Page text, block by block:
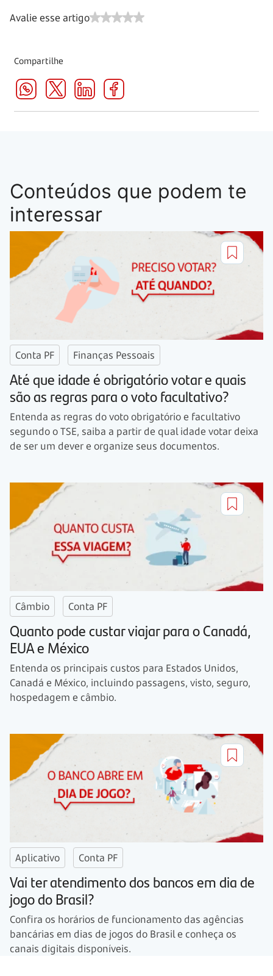
Avalie esse artigo
Compartilhe
Conteúdos que podem te
interessar
Conta PF Finanças Pessoais
Até que idade é obrigatório votar e quais
são as regras para o voto facultativo?
Entenda as regras do voto obrigatório e facultativo
segundo o TSE, saiba a partir de qual idade votar deixa
de ser um dever e organize seus documentos.
Câmbio Conta PF
Quanto pode custar viajar para o Canadá,
EUA e México
Entenda os principais custos para Estados Unidos,
Canadá e México, incluindo passagens, visto, seguro,
hospedagem e câmbio.
Aplicativo Conta PF
Vai ter atendimento dos bancos em dia de
jogo do Brasil?
Confira os horários de funcionamento das agências
bancárias em dias de jogos do Brasil e conheça os
canais digitais disponíveis.